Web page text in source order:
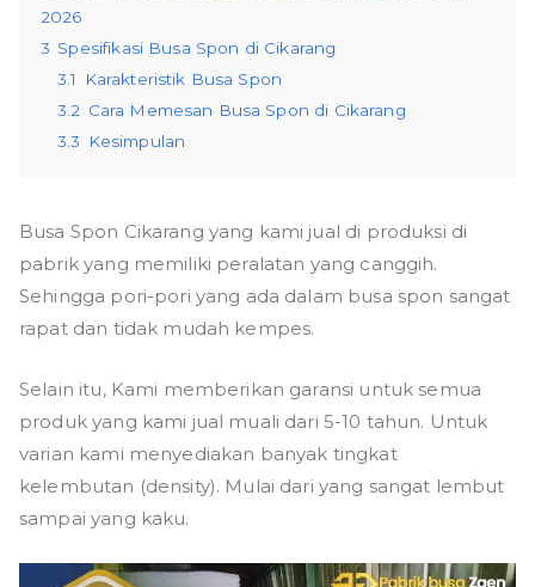
2026
3 Spesifikasi Busa Spon di Cikarang
3.1
Karakteristik Busa Spon
3.2 Cara Memesan Busa Spon di Cikarang
3.3
Kesimpulan
Busa Spon Cikarang yang kami jual di produksi di
pabrik yang memiliki peralatan yang canggih.
Sehingga pori-pori yang ada dalam busa spon sangat
rapat dan tidak mudah kempes.
Selain itu, Kami memberikan garansi untuk semua
produk yang kami jual muali dari 5-10 tahun. Untuk
varian kami menyediakan banyak tingkat
kelembutan (density). Mulai dari yang sangat lembut
sampai yang kaku.